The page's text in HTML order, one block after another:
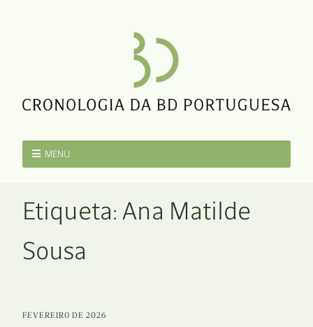
MENU
Etiqueta: Ana Matilde
Sousa
FEVEREIRO DE 2026